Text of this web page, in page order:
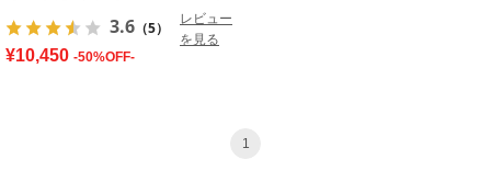
3.6 （5）
レビュー
を見る
¥10,450 -50%OFF-
1